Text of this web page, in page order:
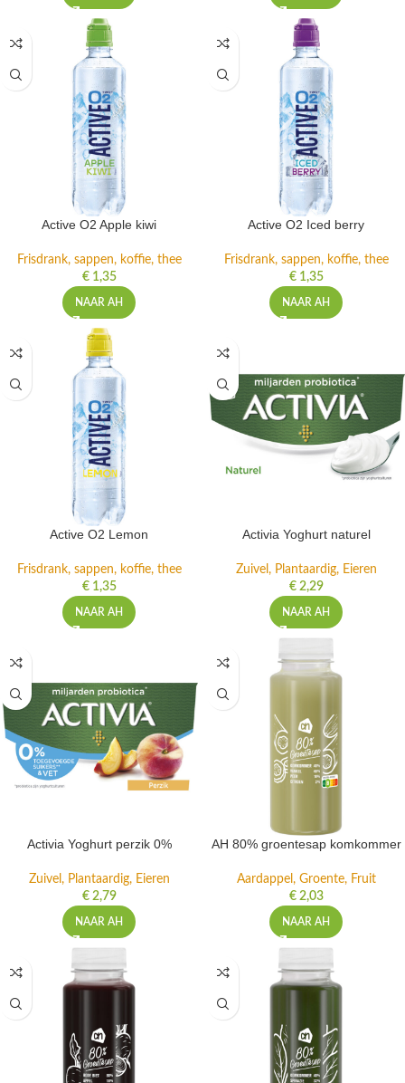
Active O2 Apple kiwi
Frisdrank, sappen, koffie, thee
€1,35
NAAR AH
Active O2 Iced berry
Frisdrank, sappen, koffie, thee
€1,35
NAAR AH
Active O2 Lemon
Frisdrank, sappen, koffie, thee
€1,35
NAAR AH
Activia Yoghurt naturel
Zuivel, Plantaardig, Eieren
€2,29
NAAR AH
Activia Yoghurt perzik 0%
Zuivel, Plantaardig, Eieren
€2,79
NAAR AH
AH 80% groentesap komkommer
Aardappel, Groente, Fruit
€2,03
NAAR AH